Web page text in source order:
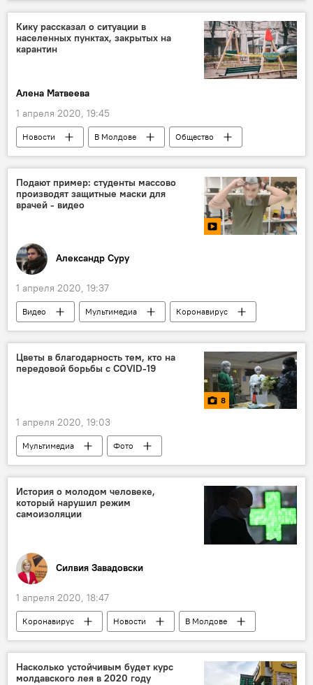
Кику рассказал о ситуации в
населенных пунктах, закрытых на
карантин
Алена Матвеева
1 апреля 2020, 19:45
Новости В Молдове
Общество
Коронавирус
Подают пример: студенты массово
производят защитные маски для
врачей - видео
Александр Суру
1 апреля 2020, 19:37
Видео Мультимедиа
Коронавирус
В Молдове
Общество
Цветы в благодарность тем, кто на
передовой борьбы с COVID-19
8
1 апреля 2020, 19:03
Мультимедиа
Фото
Приднестровье
цветы
Коронавирус
История о молодом человеке,
который нарушил режим
самоизоляции
Силвия Завадовски
1 апреля 2020, 18:47
Коронавирус Новости
В Молдове
Общество
Насколько устойчивым будет курс
молдавского лея в 2020 году